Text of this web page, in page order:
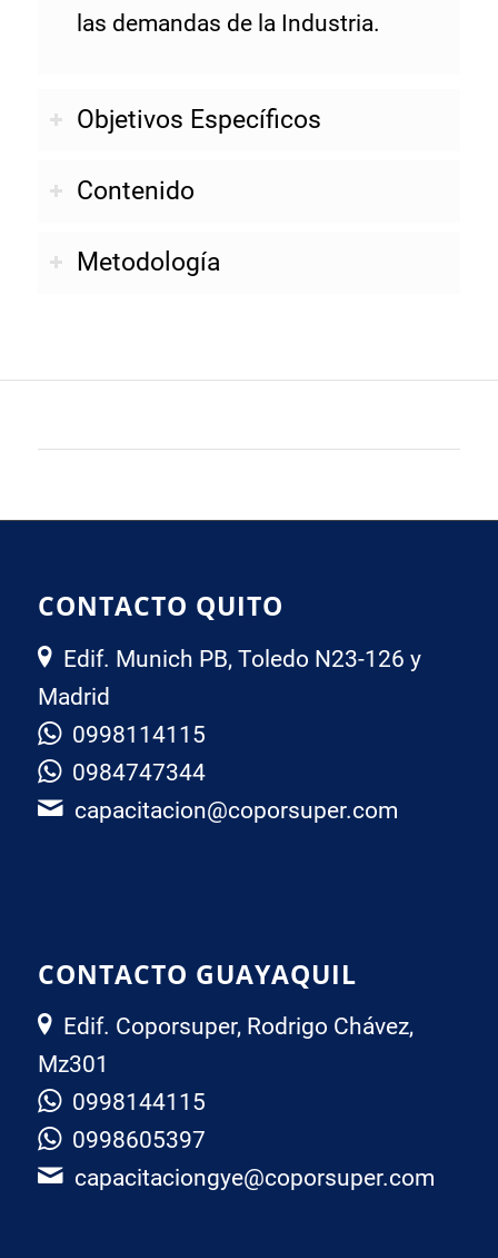
las demandas de la Industria.
Objetivos Específicos
Contenido
Metodología
CONTACTO QUITO
Edif. Munich PB, Toledo N23-126 y
Madrid
0998114115
0984747344
capacitacion@coporsuper.com
CONTACTO GUAYAQUIL
Edif. Coporsuper, Rodrigo Chávez,
Mz301
0998144115
0998605397
capacitaciongye@coporsuper.com